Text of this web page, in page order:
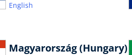
English
Magyarország (Hungary)